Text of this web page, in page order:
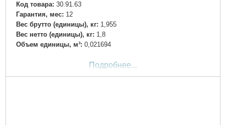
Код товара: 30.91.63
Гарантия, мес: 12
Вес брутто (единицы), кг: 1,955
Вес нетто (единицы), кг: 1,8
Объем единицы, м³: 0,021694
Подробнее...